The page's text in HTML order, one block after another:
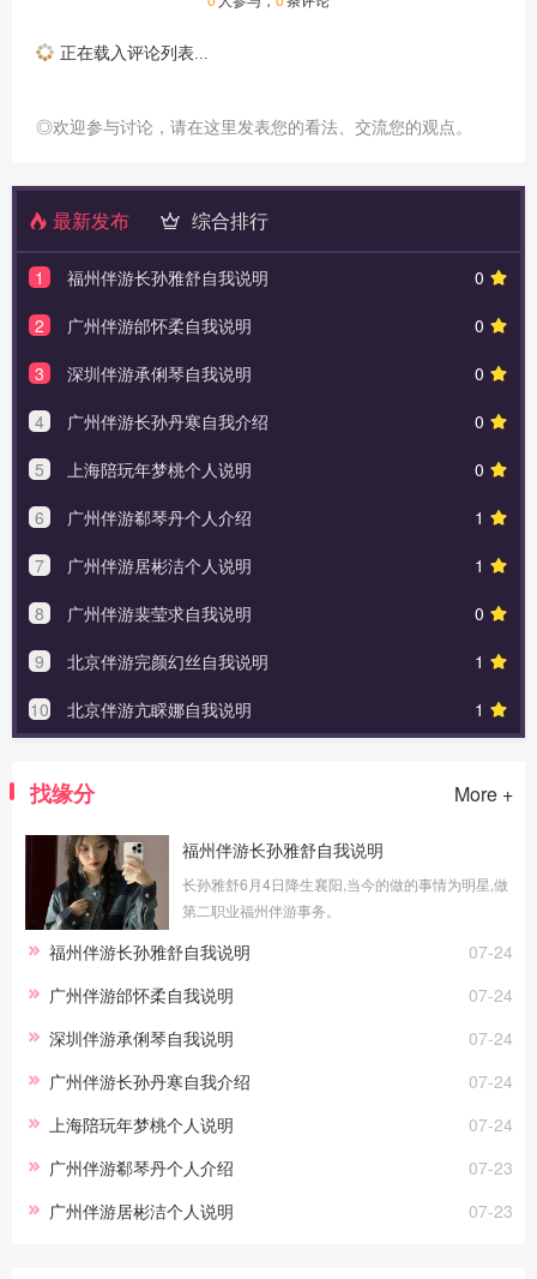
正在载入评论列表...
◎欢迎参与讨论，请在这里发表您的看法、交流您的观点。
最新发布 综合排行
0
1
福州伴游长孙雅舒自我说明
0
2
广州伴游邰怀柔自我说明
0
3
深圳伴游承俐琴自我说明
0
4
广州伴游长孙丹寒自我介绍
0
5
上海陪玩年梦桃个人说明
1
6
广州伴游郗琴丹个人介绍
1
7
广州伴游居彬洁个人说明
0
8
广州伴游裴莹求自我说明
1
9
北京伴游完颜幻丝自我说明
1
10 北京伴游亢睬娜自我说明
找缘分 More +
福州伴游长孙雅舒自我说明
长孙雅舒6月4日降生襄阳,当今的做的事情为明星,做
第二职业福州伴游事务。
07-24
福州伴游长孙雅舒自我说明
07-24
广州伴游邰怀柔自我说明
07-24
深圳伴游承俐琴自我说明
07-24
广州伴游长孙丹寒自我介绍
07-24
上海陪玩年梦桃个人说明
07-23
广州伴游郗琴丹个人介绍
07-23
广州伴游居彬洁个人说明